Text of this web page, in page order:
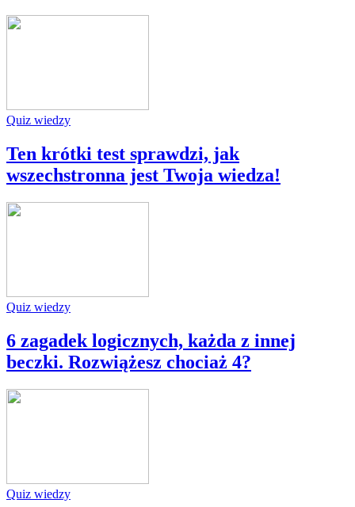
Quiz wiedzy
Ten krótki test sprawdzi, jak
wszechstronna jest Twoja wiedza!
Quiz wiedzy
6 zagadek logicznych, każda z innej
beczki. Rozwiążesz chociaż 4?
Quiz wiedzy